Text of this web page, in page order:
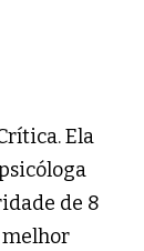
Ela
de 8
melhor